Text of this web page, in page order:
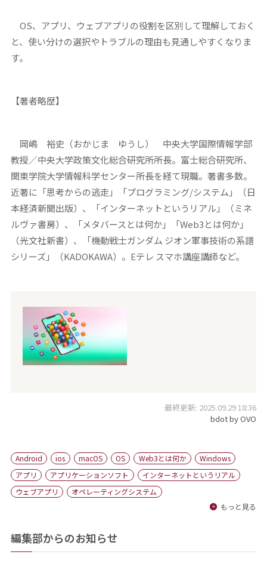
OS、アプリ、ウェブアプリの役割を区別して理解しておく
と、使い分けの選択やトラブルの理由も見通しやすくなりま
す。
【著者略歴】
岡嶋 裕史（おかじま ゆうし） 中央大学国際情報学部
教授／中央大学政策文化総合研究所所長。富士総合研究所、
関東学院大学情報科学センター所長を経て現職。著書多数。
近著に「思考からの逃走」「プログラミング/システム」（日
本経済新聞出版）、「インターネットというリアル」（ミネ
ルヴァ書房）、「メタバースとは何か」「Web3とは何か」
（光文社新書）、「機動戦士ガンダム ジオン軍事技術の系譜
シリーズ」（KADOKAWA）。Eテレ スマホ講座講師など。
最終更新: 2025.09.29 18:36
bdot by OVO
Android ios macOS OS Web3とは何か
Windows
アプリ
アプリケーションソフト
インターネットというリアル
ウェブアプリ
オペレーティングシステム
もっと見る
編集部からのお知らせ